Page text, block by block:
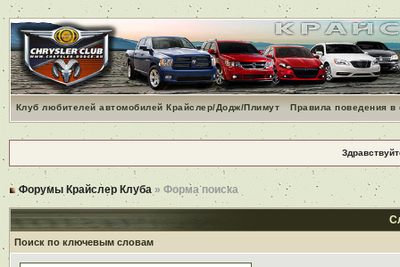
Клуб любителей автомобилей Крайслер/Додж/Плимут Правила поведения
Форумы Крайслер Клуба » Форма поиска
Поиск по ключевым словам